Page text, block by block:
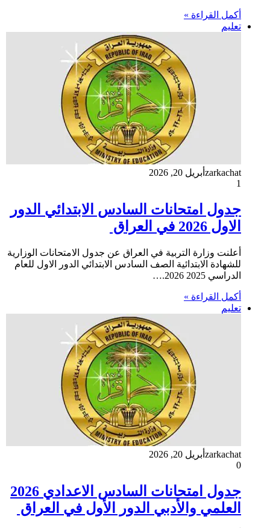
أكمل القراءة »
تعليم
zarkachat أبريل 20, 2026
1
جدول امتحانات السادس الابتدائي الدور
الاول 2026 في العراق
أعلنت وزارة التربية في العراق عن جدول الامتحانات الوزارية
للشهادة الابتدائية الصف السادس الابتدائي الدور الاول للعام
الدراسي 2025 2026.…
أكمل القراءة »
تعليم
zarkachat أبريل 20, 2026
0
جدول امتحانات السادس الاعدادي 2026
العلمي والأدبي الدور الأول في العراق